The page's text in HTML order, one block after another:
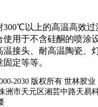
300℃以上的高温高效过
使用于不含硅酮的喷涂
温接头、耐高温陶瓷、
定等等。
2030 版权所有 世林胶业
洲市天元区湘芸中路天易